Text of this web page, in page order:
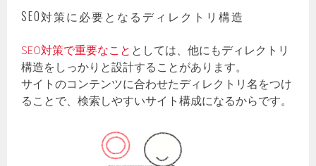
SEO対策に必要となるディレクトリ構造
SEO対策で重要なこと としては、他にもディレクトリ
構造をしっかりと設計することがあります。
サイトのコンテンツに合わせたディレクトリ名をつけ
ることで、検索しやすいサイト構成になるからです。